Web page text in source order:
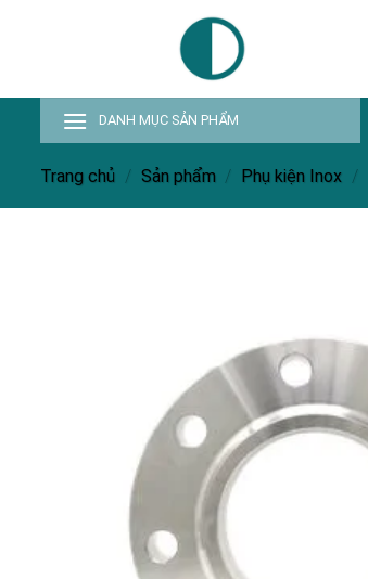
DANH MỤC SẢN PHẨM
Trang chủ / Sản phẩm / Phụ kiện Inox /